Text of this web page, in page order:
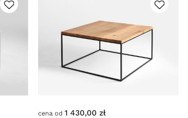
cena od 1 430,00 zł